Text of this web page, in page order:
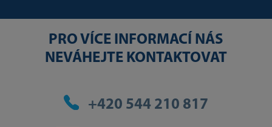
PRO VÍCE INFORMACÍ NÁS
NEVÁHEJTE KONTAKTOVAT
+420 544 210 817